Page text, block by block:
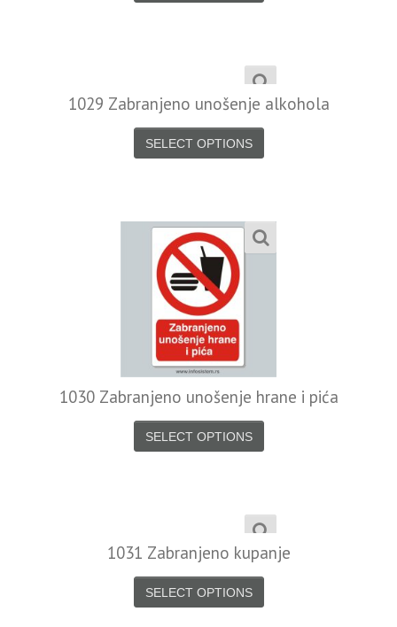
1029 Zabranjeno unošenje alkohola
SELECT OPTIONS
1030 Zabranjeno unošenje hrane i pića
SELECT OPTIONS
1031 Zabranjeno kupanje
SELECT OPTIONS